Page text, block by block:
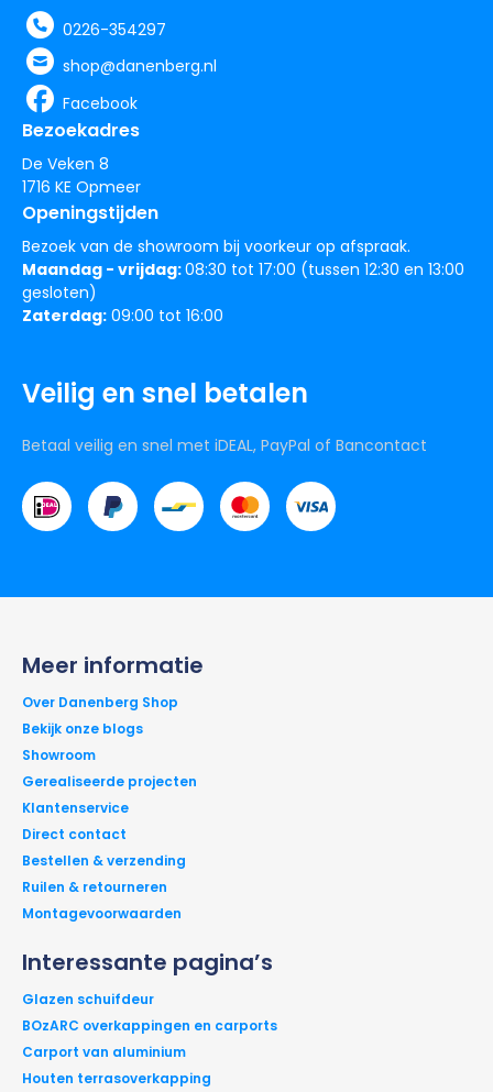
0226-354297
shop@danenberg.nl
Facebook
Bezoekadres
De Veken 8
1716 KE Opmeer
Openingstijden
Bezoek van de showroom bij voorkeur op afspraak.
Maandag - vrijdag:08:30 tot 17:00 (tussen 12:30 en 13:00
gesloten)
Zaterdag: 09:00 tot 16:00
Veilig en snel betalen
Betaal veilig en snel met iDEAL, PayPal of Bancontact
Interessante pagina’s
Glazen schuifdeur
BOzARC overkappingen en carports
Carport van aluminium
Houten terrasoverkapping
Meer informatie
Over Danenberg Shop
Bekijk onze blogs
Showroom
Gerealiseerde projecten
Klantenservice
Direct contact
Bestellen & verzending
Ruilen & retourneren
Montagevoorwaarden